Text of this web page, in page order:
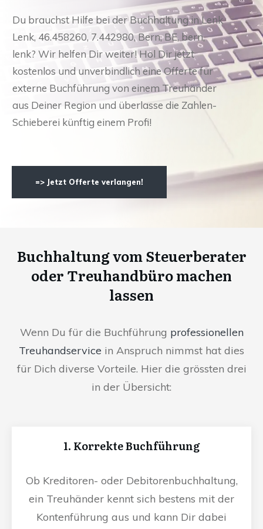
Du brauchst Hilfe bei der Buchhaltung in Lenk
Lenk, 46.458260, 7.442980, Bern, BE, bern,
lenk? Wir helfen Dir weiter! Hol Dir jetzt
kostenlos und unverbindlich eine Offerte für
externe Buchführung von einem Treuhänder
aus Deiner Region und überlasse die Zahlen-
Schieberei künftig einem Profi!
=> Jetzt Offerte verlangen!
Buchhaltung vom Steuerberater
oder Treuhandbüro machen
lassen
Wenn Du für die Buchführung professionellen
Treuhandservice in Anspruch nimmst hat dies
für Dich diverse Vorteile. Hier die grössten drei
in der Übersicht:
1. Korrekte Buchführung
Ob Kreditoren- oder Debitorenbuchhaltung,
ein Treuhänder kennt sich bestens mit der
Kontenführung aus und kann Dir dabei